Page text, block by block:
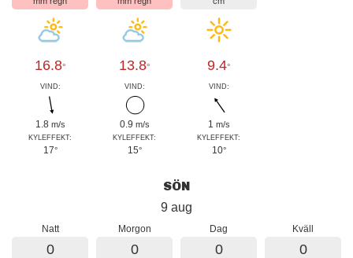
16.8°
VIND:
1.8 m/s
KYLEFFEKT:
17°
13.8°
VIND:
0.9 m/s
KYLEFFEKT:
15°
9.4°
VIND:
1 m/s
KYLEFFEKT:
10°
SÖN
9 aug
Natt
0
Morgon
0
Dag
0
Kväll
0